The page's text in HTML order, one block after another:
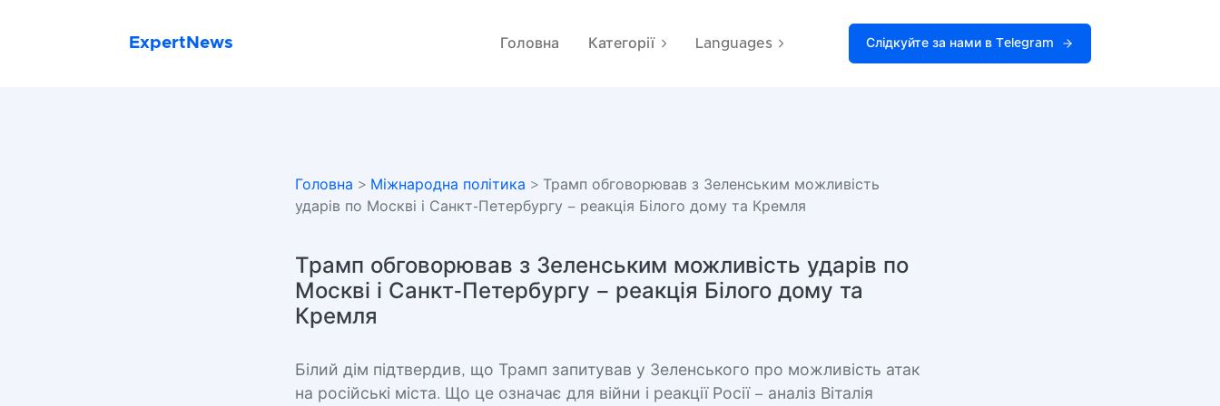
ExpertNews Головна Категорії Languages Слідкуйте за нами в Telegram
Головна > Міжнародна політика > Трамп обговорював з Зеленським можливість
ударів по Москві і Санкт-Петербургу – реакція Білого дому та Кремля
Трамп обговорював з Зеленським можливість ударів по
Москві і Санкт-Петербургу – реакція Білого дому та
Кремля
Білий дім підтвердив, що Трамп запитував у Зеленського про можливість атак
на російські міста. Що це означає для війни і реакції Росії – аналіз Віталія